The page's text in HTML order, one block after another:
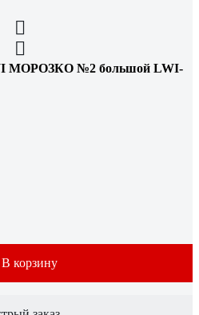
МОРОЗКО №2 большой LWI-
В корзину